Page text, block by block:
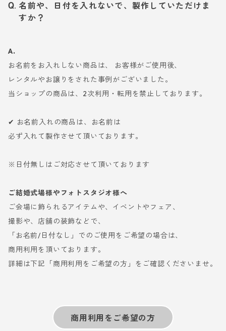
名前や、日付を入れないで、製作していただけま
すか？
A.
お名前をお入れしない商品は、 お客様がご使用後、
レンタルやお譲りをされた事例がございました。
当ショップの商品は、2次利用・転用を禁止しております。
✔ お名前入れの商品は、お名前は
必ず入れて製作させて頂いております。
※日付無しはご対応させて頂いております
ご結婚式場様やフォトスタジオ様へ
ご会場に飾られるアイテムや、イベントやフェア、
撮影や、店舗の装飾などで、
「お名前/日付なし」でのご使用をご希望の場合は、
商用利用を頂いております。
詳細は下記「商用利用をご希望の方」をご確認くださいませ。
商用利用をご希望の方